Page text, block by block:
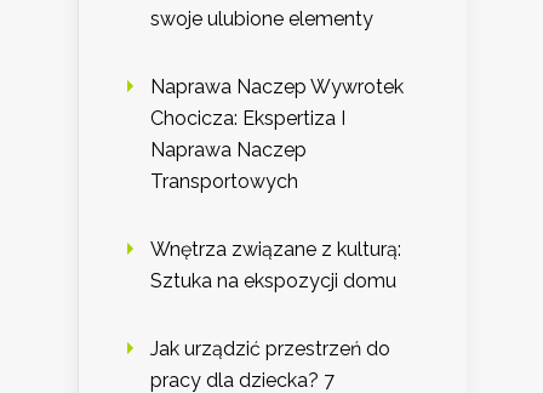
swoje ulubione elementy
Naprawa Naczep Wywrotek
Chocicza: Ekspertiza I
Naprawa Naczep
Transportowych
Wnętrza związane z kulturą:
Sztuka na ekspozycji domu
Jak urządzić przestrzeń do
pracy dla dziecka? 7